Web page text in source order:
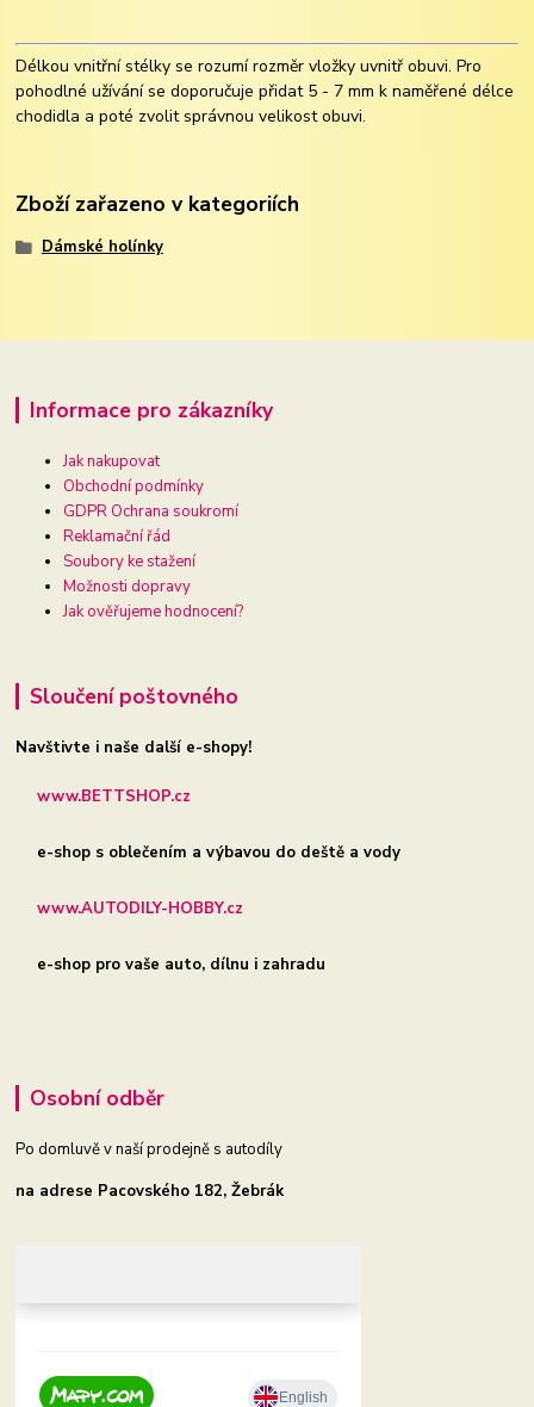
Délkou vnitřní stélky se rozumí rozměr vložky uvnitř obuvi. Pro
pohodlné užívání se doporučuje přidat 5 - 7 mm k naměřené délce
chodidla a poté zvolit správnou velikost obuvi.
Zboží zařazeno v kategoriích
Dámské holínky
Informace pro zákazníky
Jak nakupovat
Obchodní podmínky
GDPR Ochrana soukromí
Reklamační řád
Soubory ke stažení
Možnosti dopravy
Jak ověřujeme hodnocení?
Sloučení poštovného
Navštivte i naše další e-shopy!
www.BETTSHOP.cz
e-shop s oblečením a výbavou do deště a vody
www.AUTODILY-HOBBY.cz
e-shop pro vaše auto, dílnu i zahradu
Osobní odběr
Po domluvě v naší prodejně s autodíly
na adrese Pacovského 182, Žebrák